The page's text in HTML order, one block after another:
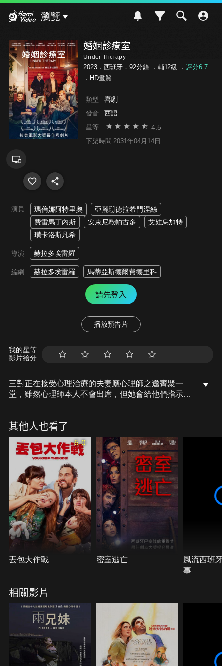
瀏覽
婚姻診療室
Under Therapy
2023．西班牙．92分鐘 ． 輔12級 ． 評分6.7
．HD畫質
類型 喜劇
發音 西語
星等 4.5
下架時間 2031年04月14日
演員 瑪倫娜阿特里奧
亞麗珊德拉希門涅絲
費雷馬丁內斯
安東尼歐帕古多
艾娃烏加特
璜卡洛斯凡希
導演 赫拉多埃雷羅
編劇 赫拉多埃雷羅 馬蒂亞斯德爾費德里科
請先登入
播放預告片
我的星等
影片給分
三對正在接受心理治療的夫妻應心理師之邀齊聚一
堂，雖然心理師本人不會出席，但她會給他們指示，
題，隨著真相層層揭開，故事最終迎來一個意想不到
且震撼的結局。
其他人也看了
6.0
丟包大作戰 密室逃亡
風流西班
事
相關影片